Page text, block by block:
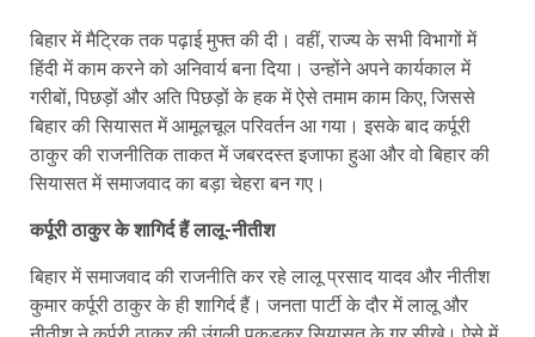
बिहार में मैट्रिक तक पढ़ाई मुफ्त की दी। वहीं, राज्य के सभी विभागों में
हिंदी में काम करने को अनिवार्य बना दिया। उन्होंने अपने कार्यकाल में
गरीबों, पिछड़ों और अति पिछड़ों के हक में ऐसे तमाम काम किए, जिससे
बिहार की सियासत में आमूलचूल परिवर्तन आ गया। इसके बाद कर्पूरी
ठाकुर की राजनीतिक ताकत में जबरदस्त इजाफा हुआ और वो बिहार की
सियासत में समाजवाद का बड़ा चेहरा बन गए।
कर्पूरी ठाकुर के शागिर्द हैं लालू-नीतीश
बिहार में समाजवाद की राजनीति कर रहे लालू प्रसाद यादव और नीतीश
कुमार कर्पूरी ठाकुर के ही शागिर्द हैं। जनता पार्टी के दौर में लालू और